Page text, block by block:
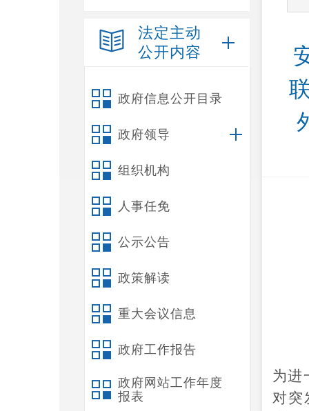
法定主动
公开内容
政府信息公开目录
政府领导
组织机构
人事任免
公示公告
政策解读
重大会议信息
政府工作报告
政府网站工作年度
报表
为进
对突